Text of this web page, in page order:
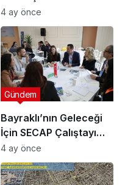
Törenle Kutlandı
4 ay önce
Bayraklı’nın Geleceği
İçin SECAP Çalıştayı
Düzenlendi
Gündem
4 ay önce